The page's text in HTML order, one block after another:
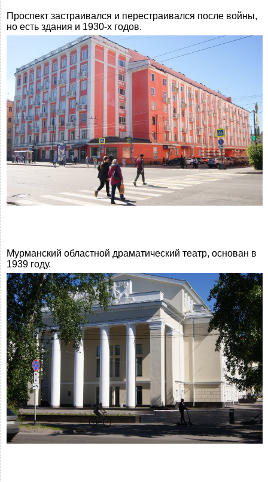
Проспект застраивался и перестраивался после войны,
но есть здания и 1930-х годов.
Мурманский областной драматический театр, основан в
1939 году.